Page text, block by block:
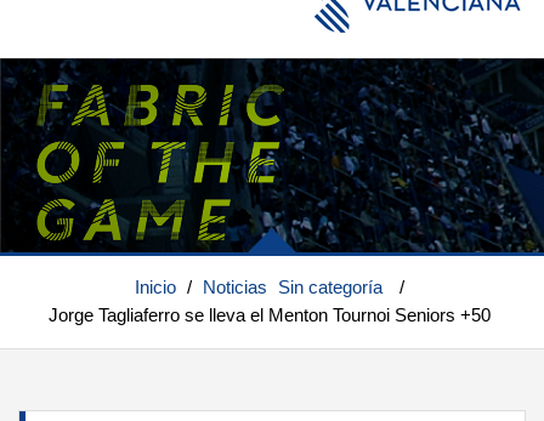
Inicio / Noticias Sin categoría
/
Jorge Tagliaferro se lleva el Menton Tournoi Seniors +50